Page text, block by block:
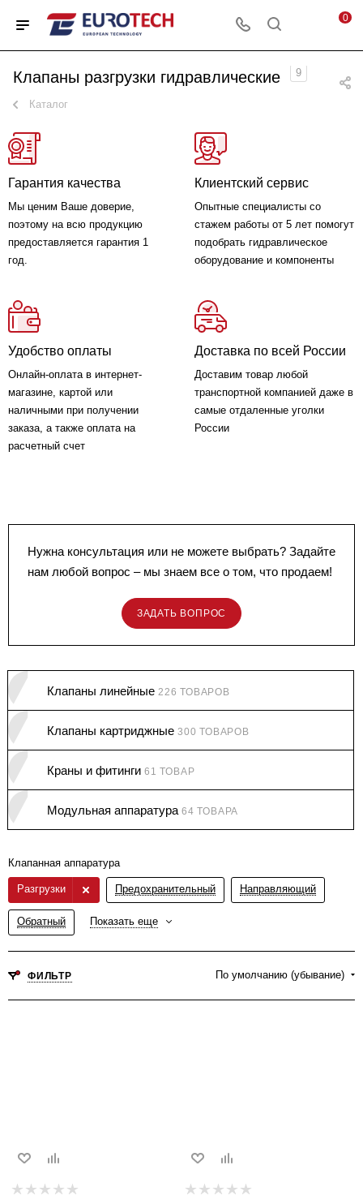
0
Клапаны разгрузки гидравлические 9
Каталог
Гарантия качества
Мы ценим Ваше доверие,
поэтому на всю продукцию
предоставляется гарантия 1
год.
Клиентский сервис
Опытные специалисты со
стажем работы от 5 лет помогут
подобрать гидравлическое
оборудование и компоненты
Удобство оплаты
Онлайн-оплата в интернет-
магазине, картой или
наличными при получении
заказа, а также оплата на
расчетный счет
Доставка по всей России
Доставим товар любой
транспортной компанией даже в
самые отдаленные уголки
России
Нужна консультация или не можете выбрать? Задайте
нам любой вопрос – мы знаем все о том, что продаем!
ЗАДАТЬ ВОПРОС
Клапаны линейные 226 ТОВАРОВ
Клапаны картриджные 300 ТОВАРОВ
Краны и фитинги 61 ТОВАР
Модульная аппаратура 64 ТОВАРА
Клапанная аппаратура
Предохранительный Направляющий
Обратный
Разгрузки
Показать еще
ФИЛЬТР По умолчанию (убывание)